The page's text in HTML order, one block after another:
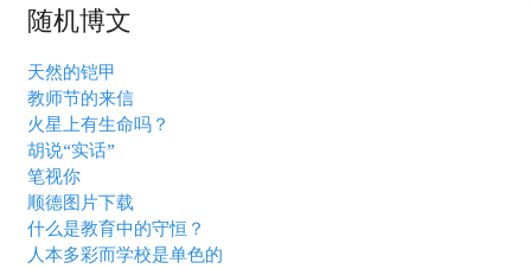
随机博文
天然的铠甲
教师节的来信
火星上有生命吗？
胡说“实话”
笔视你
顺德图片下载
什么是教育中的守恒？
人本多彩而学校是单色的